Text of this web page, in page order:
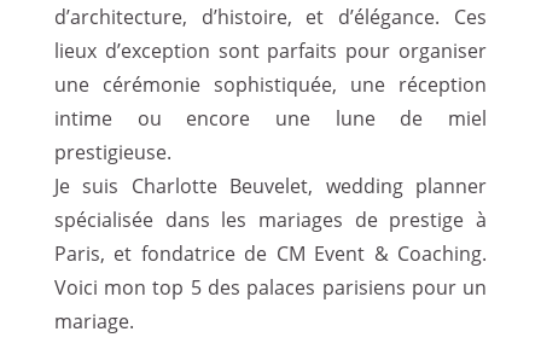
d’architecture, d’histoire, et d’élégance. Ces
lieux d’exception sont parfaits pour organiser
une cérémonie sophistiquée, une réception
intime ou encore une lune de miel
prestigieuse.
Je suis Charlotte Beuvelet, wedding planner
spécialisée dans les mariages de prestige à
Paris, et fondatrice de CM Event & Coaching.
Voici mon top 5 des palaces parisiens pour un
mariage.